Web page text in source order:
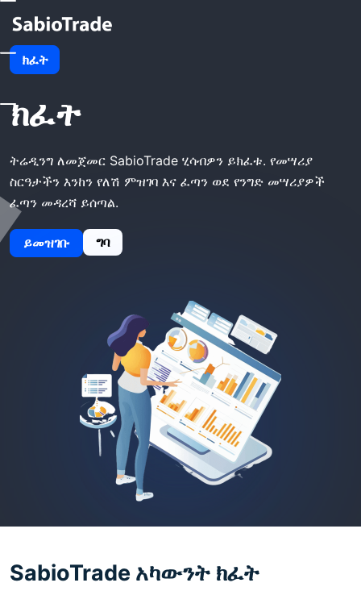
ክፈት
መነሻ SabioTrade አካውንት ክፈት
SabioTrade አካውንት
ክፈት
ትሬዲንግ ለመጀመር SabioTrade ሂሳብዎን ይክፈቱ. የመሣሪያ
ስርዓታችን እንከን የለሽ ምዝገባ እና ፈጣን ወደ የንግድ መሣሪያዎች
ፈጣን መዳረሻ ይሰጣል.
ይመዝገቡ ግባ
SabioTrade አካውንት ክፈት